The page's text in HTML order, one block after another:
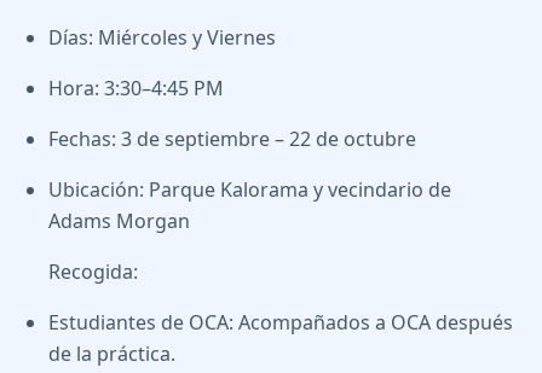
Días: Miércoles y Viernes
Hora: 3:30–4:45 PM
Fechas: 3 de septiembre – 22 de octubre
Ubicación: Parque Kalorama y vecindario de
Adams Morgan
Recogida:
Estudiantes de OCA: Acompañados a OCA después
de la práctica.